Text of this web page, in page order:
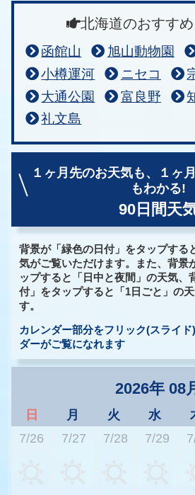
北海道のおすす
函館山 旭山動物園
小樽運河
ニセコ
大通公園
富良野
礼文島
１ヶ月先のお天気も、
１ヶ
もわかる!
90日間天
背景が「緑色の日付」をタップする
気がご覧いただけます。また、背景
ップすると「日中と夜間」の天気、
付」をタップすると「1日ごと」の
す。
カレンダー部分をフリック(スライ
ダーがご覧になれます
2026年 08
日 月 火 水
7/26
7/27 7/28 7/29